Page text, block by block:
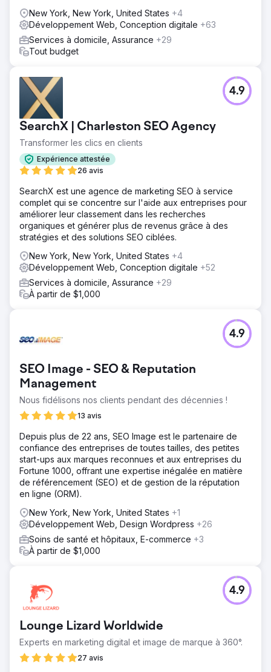
New York, New York, United States +4
Développement Web, Conception digitale +63
Services à domicile, Assurance +29
Tout budget
SearchX | Charleston SEO Agency
Transformer les clics en clients
Expérience attestée
26 avis
4.9
SearchX est une agence de marketing SEO à service
complet qui se concentre sur l'aide aux entreprises pour
améliorer leur classement dans les recherches
organiques et générer plus de revenus grâce à des
stratégies et des solutions SEO ciblées.
New York, New York, United States +4
Développement Web, Conception digitale +52
Services à domicile, Assurance +29
À partir de $1,000
SEO Image - SEO & Reputation
Management
Nous fidélisons nos clients pendant des décennies !
13 avis
4.9
Depuis plus de 22 ans, SEO Image est le partenaire de
confiance des entreprises de toutes tailles, des petites
start-ups aux marques reconnues et aux entreprises du
Fortune 1000, offrant une expertise inégalée en matière
de référencement (SEO) et de gestion de la réputation
en ligne (ORM).
New York, New York, United States +1
Développement Web, Design Wordpress +26
Soins de santé et hôpitaux, E-commerce +3
À partir de $1,000
Lounge Lizard Worldwide
Experts en marketing digital et image de marque à 360°.
27 avis
4.9